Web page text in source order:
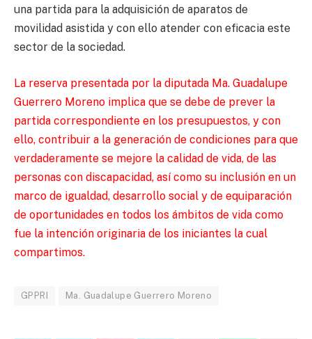
una partida para la adquisición de aparatos de
movilidad asistida y con ello atender con eficacia este
sector de la sociedad.
La reserva presentada por la diputada Ma. Guadalupe
Guerrero Moreno implica que se debe de prever la
partida correspondiente en los presupuestos, y con
ello, contribuir a la generación de condiciones para que
verdaderamente se mejore la calidad de vida, de las
personas con discapacidad, así como su inclusión en un
marco de igualdad, desarrollo social y de equiparación
de oportunidades en todos los ámbitos de vida como
fue la intención originaria de los iniciantes la cual
compartimos.
GPPRI Ma. Guadalupe Guerrero Moreno